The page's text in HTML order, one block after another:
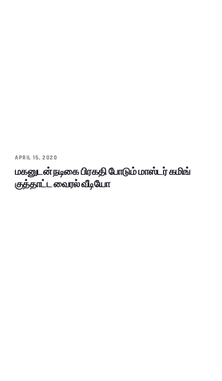
APRIL 15, 2020
மகனுடன் நடிகை பிரகதி போடும் மாஸ்டர் கமிங்
குத்தாட்ட வைரல் வீடியோ